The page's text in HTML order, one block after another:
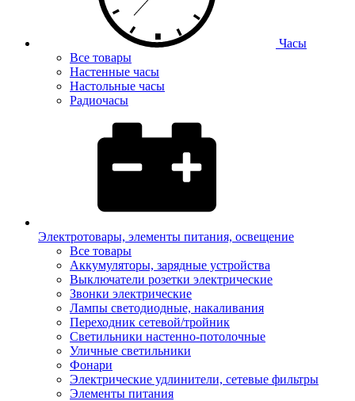
Часы
Все товары
Настенные часы
Настольные часы
Радиочасы
Электротовары, элементы питания, освещение
Все товары
Аккумуляторы, зарядные устройства
Выключатели розетки электрические
Звонки электрические
Лампы светодиодные, накаливания
Переходник сетевой/тройник
Светильники настенно-потолочные
Уличные светильники
Фонари
Электрические удлинители, сетевые фильтры
Элементы питания